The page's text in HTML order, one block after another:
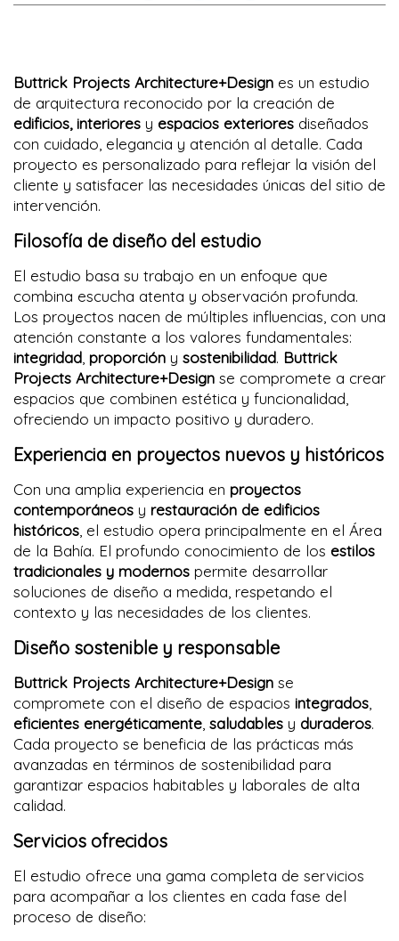
Buttrick Projects Architecture+Design es un estudio
de arquitectura reconocido por la creación de
edificios, interiores y espacios exteriores diseñados
con cuidado, elegancia y atención al detalle. Cada
proyecto es personalizado para reflejar la visión del
cliente y satisfacer las necesidades únicas del sitio de
intervención.
Filosofía de diseño del estudio
El estudio basa su trabajo en un enfoque que
combina escucha atenta y observación profunda.
Los proyectos nacen de múltiples influencias, con una
atención constante a los valores fundamentales:
integridad proporción y sostenibilidad. Buttrick
Projects Architecture+Design se compromete a crear
espacios que combinen estética y funcionalidad,
ofreciendo un impacto positivo y duradero.
Experiencia en proyectos nuevos y históricos
Con una amplia experiencia en proyectos
contemporáneos y restauración de edificios
históricos , el estudio opera principalmente en el Área
de la Bahía. El profundo conocimiento de los estilos
tradicionales y modernos permite desarrollar
soluciones de diseño a medida, respetando el
contexto y las necesidades de los clientes.
Diseño sostenible y responsable
Buttrick Projects Architecture+Design se
compromete con el diseño de espacios integrados
eficientes energéticamente saludables y duraderos.
Cada proyecto se beneficia de las prácticas más
avanzadas en términos de sostenibilidad para
garantizar espacios habitables y laborales de alta
calidad.
Servicios ofrecidos
El estudio ofrece una gama completa de servicios
para acompañar a los clientes en cada fase del
proceso de diseño: